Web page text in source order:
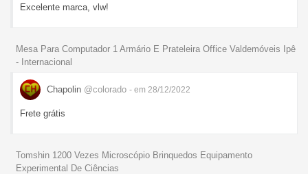
Excelente marca, vlw!
Mesa Para Computador 1 Armário E Prateleira Office Valdemóveis Ipê
- Internacional
Chapolin @colorado - em 28/12/2022
Frete grátis
Tomshin 1200 Vezes Microscópio Brinquedos Equipamento
Experimental De Ciências